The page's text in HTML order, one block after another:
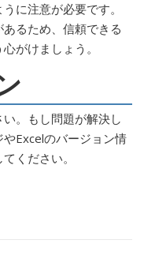
に注意が必要です。
るため、信頼できる
がけましょう。
。もし問題が解決し
Excelのバージョン情
ください。